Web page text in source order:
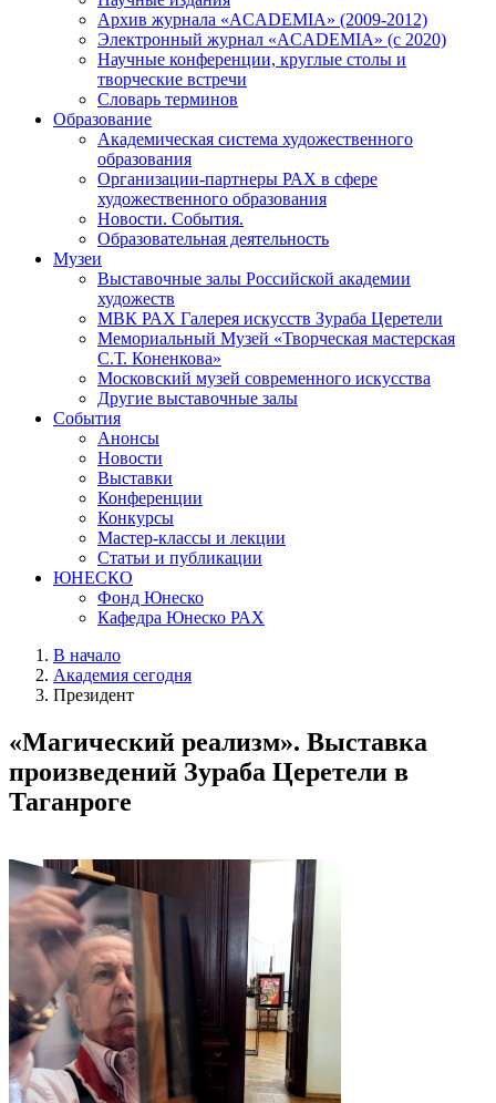
Архив журнала «ACADEMIA» (2009-2012)
Электронный журнал «ACADEMIA» (с 2020)
Научные конференции, круглые столы и
творческие встречи
Словарь терминов
Образование
Академическая система художественного
образования
Организации-партнеры РАХ в сфере
художественного образования
Новости. События.
Образовательная деятельность
Музеи
Выставочные залы Российской академии
художеств
МВК РАХ Галерея искусств Зураба Церетели
Мемориальный Музей «Творческая мастерская
С.Т. Коненкова»
Московский музей современного искусства
Другие выставочные залы
События
Анонсы
Новости
Выставки
Конференции
Конкурсы
Мастер-классы и лекции
Статьи и публикации
ЮНЕСКО
Фонд Юнеско
Кафедра Юнеско РАХ
В начало
Академия сегодня
Президент
«Магический реализм». Выставка
произведений Зураба Церетели в
Таганроге